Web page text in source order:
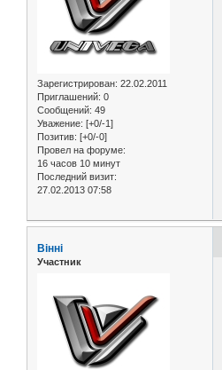
Зарегистрирован: 22.02.2011
Приглашений: 0
Сообщений: 49
Уважение: [+0/-1]
Позитив: [+0/-0]
Провел на форуме:
16 часов 10 минут
Последний визит:
27.02.2013 07:58
Вінні
Участник